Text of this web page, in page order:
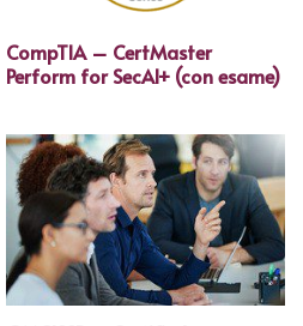
CompTIA – CertMaster
Perform for SecAI+ (con esame)